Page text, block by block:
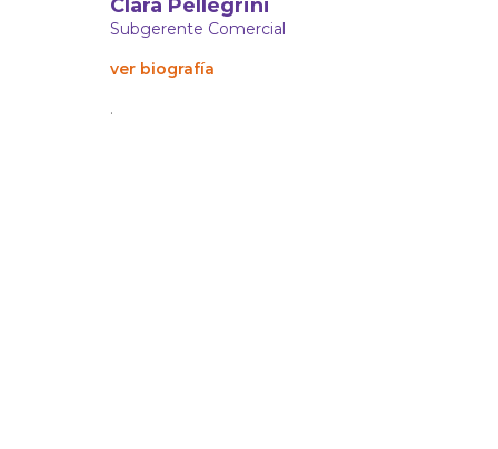
Clara Pellegrini
Subgerente Comercial
ver biografía
.